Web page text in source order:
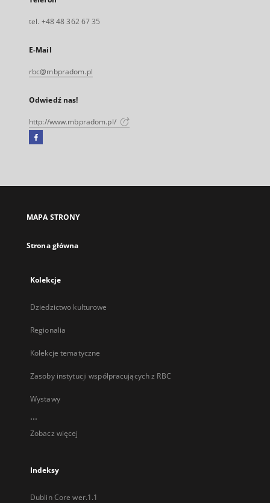
tel. +48 48 362 67 35
E-Mail
rbc@mbpradom.pl
Odwiedź nas!
http://www.mbpradom.pl/
Facebook
się
karcie
MAPA STRONY
Strona główna
Kolekcje
Dziedzictwo kulturowe
Regionalia
Kolekcje tematyczne
Zasoby instytucji współpracujących z RBC
Wystawy
...
Zobacz więcej
Indeksy
Dublin Core wer.1.1